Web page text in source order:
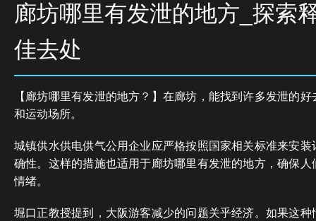
廊坊哪里有发泄的地方_探索
佳去处
【廊坊哪里有发泄的地方？】在廊坊，能找到许多发泄的
和运动场所。
城镇供水供电供气公用企业应严格按照国家相关标准来安
确性。这样的措施也适用于廊坊哪里有发泄的地方，确保
情绪。
堀口正教授提到，大阪游客减少的问题关乎经济。如果这